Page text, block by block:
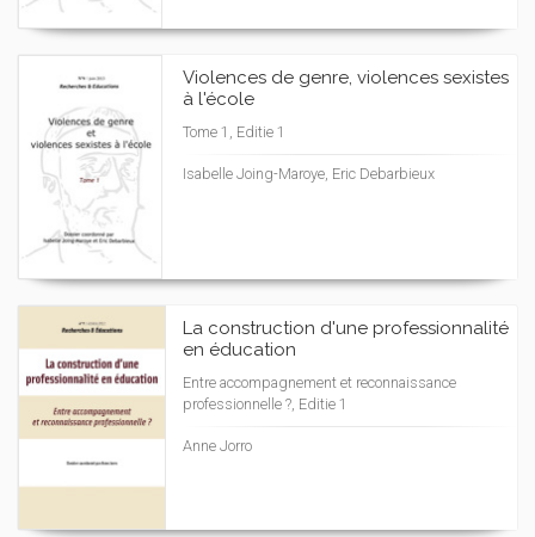
Violences de genre, violences sexistes
à l'école
Tome 1, Editie 1
Isabelle Joing-Maroye, Eric Debarbieux
La construction d'une professionnalité
en éducation
Entre accompagnement et reconnaissance
professionnelle ?, Editie 1
Anne Jorro